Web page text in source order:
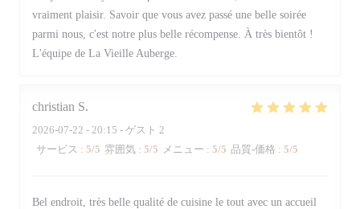
vraiment plaisir. Savoir que vous avez passé une belle soirée
parmi nous, c'est notre plus belle récompense. À très bientôt !
L'équipe de La Vieille Auberge.
christian S
2026-07-22 - 20:15 - ゲスト 2
サービス : 5/5 雰囲気 : 5/5 メニュー : 5/5 品質-価格 : 5/5
Bel endroit, très belle qualité de cuisine le tout avec un accueil